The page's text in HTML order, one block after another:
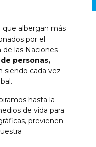
que albergan más
por el
de las Naciones
personas,
siendo cada vez
hasta la
de vida para
previenen